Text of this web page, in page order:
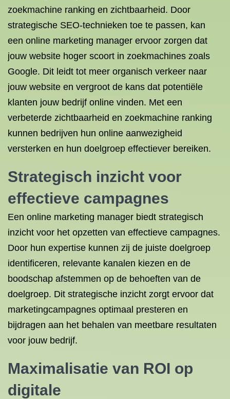
zoekmachine ranking en zichtbaarheid. Door
strategische SEO-technieken toe te passen, kan
een online marketing manager ervoor zorgen dat
jouw website hoger scoort in zoekmachines zoals
Google. Dit leidt tot meer organisch verkeer naar
jouw website en vergroot de kans dat potentiële
klanten jouw bedrijf online vinden. Met een
verbeterde zichtbaarheid en zoekmachine ranking
kunnen bedrijven hun online aanwezigheid
versterken en hun doelgroep effectiever bereiken.
Strategisch inzicht voor
effectieve campagnes
Een online marketing manager biedt strategisch
inzicht voor het opzetten van effectieve campagnes.
Door hun expertise kunnen zij de juiste doelgroep
identificeren, relevante kanalen kiezen en de
boodschap afstemmen op de behoeften van de
doelgroep. Dit strategische inzicht zorgt ervoor dat
marketingcampagnes optimaal presteren en
bijdragen aan het behalen van meetbare resultaten
voor jouw bedrijf.
Maximalisatie van ROI op
digitale